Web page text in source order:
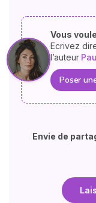
Vous
Ecrivez
l’auteur
Poser
Envie de